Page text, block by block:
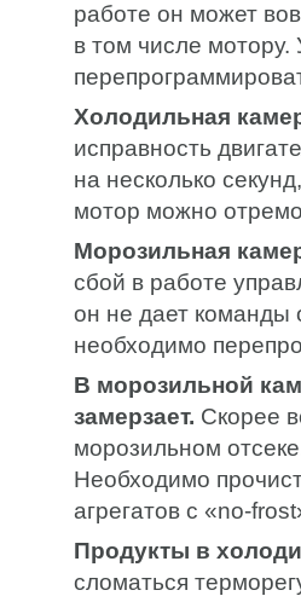
работе он может
в том числе
Холодильная
исправность
на несколько
мотор можно
Морозильная
сбой в работе
он не дает команды
необходимо
В морозильной
замерзает. Скорее
морозильном
Необходимо
агрегатов с «no-
Продукты в
сломаться